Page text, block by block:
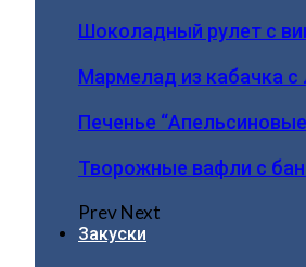
Шоколадный рулет с
Мармелад из кабачка
Печенье
Творожные вафли с
PrevNext
Закуски